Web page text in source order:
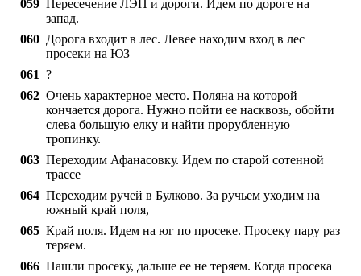
059 Пересечение ЛЭП и дороги. Идем по дороге на
запад.
060 Дорога входит в лес. Левее находим вход в лес
просеки на ЮЗ
061 ?
062 Очень характерное место. Поляна на которой
кончается дорога. Нужно пойти ее насквозь, обойти
слева большую елку и найти прорубленную
тропинку.
063 Переходим Афанасовку. Идем по старой сотенной
трассе
064 Переходим ручей в Булково. За ручьем уходим на
южный край поля,
065 Край поля. Идем на юг по просеке. Просеку пару раз
теряем.
066 Нашли просеку, дальше ее не теряем. Когда просека